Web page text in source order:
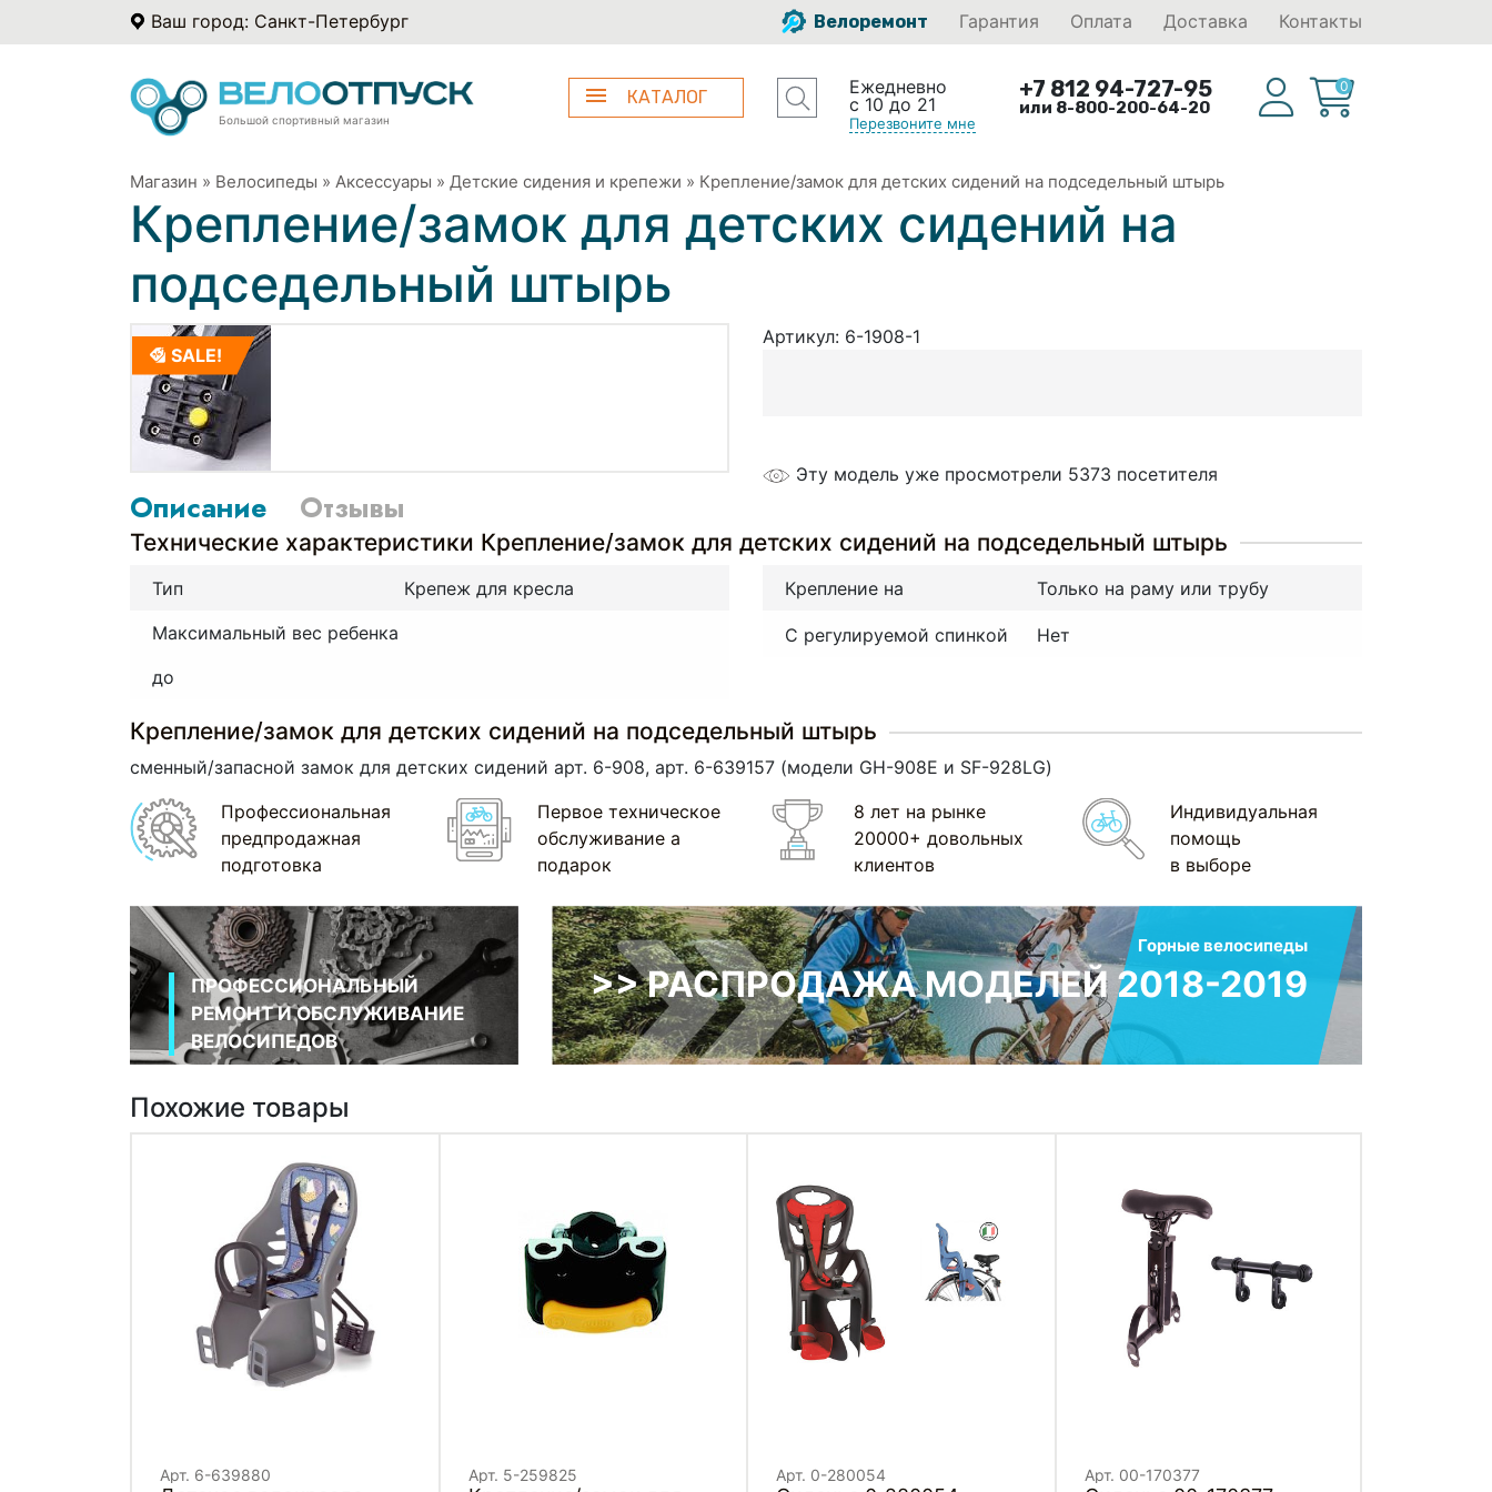
Ваш город: Санкт-Петербург Велоремонт Гарантия Оплата Доставка Контакты
Большой спортивный магазин
КАТАЛОГ
Ежедневно
с 10 до 21
Перезвоните мне
+7 812 94-727-95
или 8-800-200-64-20
0
Магазин » Велосипеды » Аксессуары » Детские сидения и крепежи » Крепление/замок для детских сидений на подседельный штырь
Крепление/замок для детских сидений на
подседельный штырь
SALE!
Артикул: 6-1908-1
Эту модель уже просмотрели 5373 посетителя
Описание Отзывы
Технические характеристики Крепление/замок для детских сидений на подседельный штырь
Тип
Крепеж для кресла
Максимальный вес ребенка
до
Крепление на Только на раму или трубу
С регулируемой спинкой Нет
Крепление/замок для детских сидений на подседельный штырь
сменный/запасной замок для детских сидений арт. 6-908, арт. 6-639157 (модели GH-908E и SF-928LG)
Профессиональная
предпродажная
подготовка
Первое техническое
обслуживание а
подарок
8 лет на рынке
20000+ довольных
клиентов
Индивидуальная
помощь
в выборе
ПРОФЕССИОНАЛЬНЫЙ
РЕМОНТ И ОБСЛУЖИВАНИЕ
ВЕЛОСИПЕДОВ
Горные велосипеды
>> РАСПРОДАЖА МОДЕЛЕЙ 2018-2019
Похожие товары
Арт. 6-639880 Арт. 5-259825 Арт. 0-280054 Арт. 00-170377